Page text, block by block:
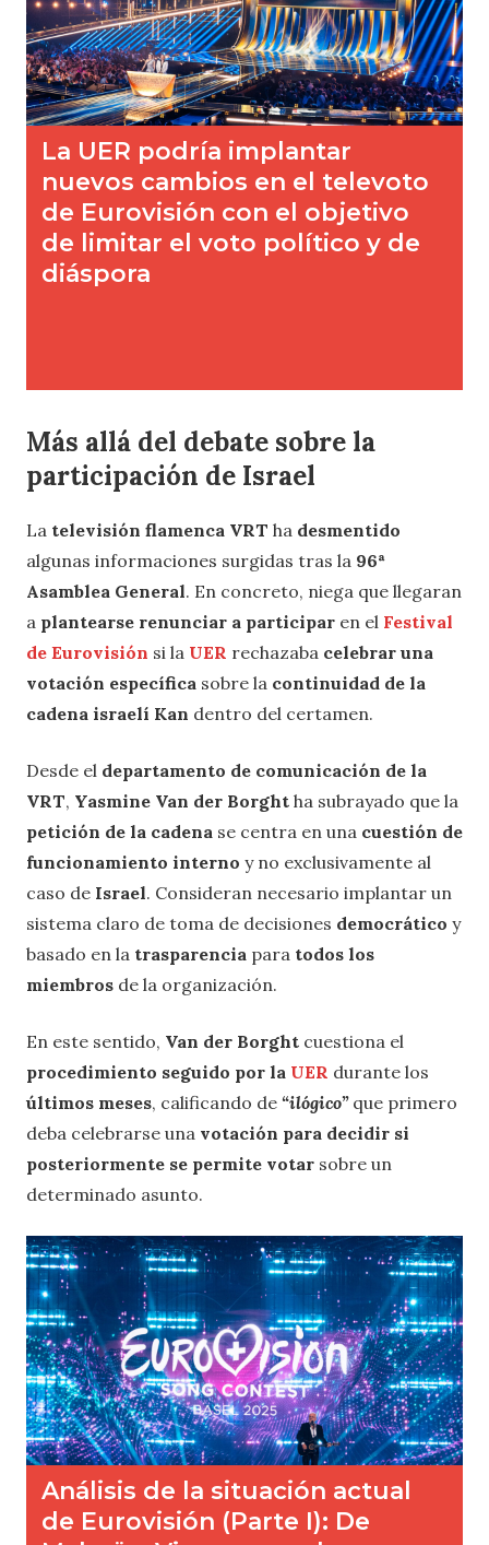
Más allá del debate sobre la
participación de Israel
La televisión flamenca VRT ha desmentido
algunas informaciones surgidas tras la 96ª
Asamblea General. En concreto, niega que llegaran
a plantearse renunciar a participar en el Festival
de Eurovisión si la UER rechazaba celebrar una
votación específica sobre la continuidad de la
cadena israelí Kan dentro del certamen.
Desde el departamento de comunicación de la
VRT, Yasmine Van der Borght ha subrayado que la
petición de la cadena se centra en una cuestión de
funcionamiento interno y no exclusivamente al
caso de Israel. Consideran necesario implantar un
sistema claro de toma de decisiones democrático y
basado en la trasparencia para todos los
miembros de la organización.
En este sentido, Van der Borght cuestiona el
procedimiento seguido por la UER durante los
últimos meses, calificando de “ilógico”que primero
deba celebrarse una votación para decidir si
posteriormente se permite votar sobre un
determinado asunto.